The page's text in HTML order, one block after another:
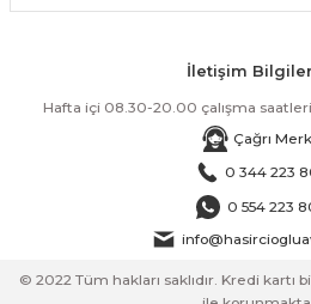
İletişim
Hafta içi 08.30-20.00 çalışma
Çağrı
0 344 223
0 554 223
© 2022 Tüm hakları saklıdır. Kredi kartı